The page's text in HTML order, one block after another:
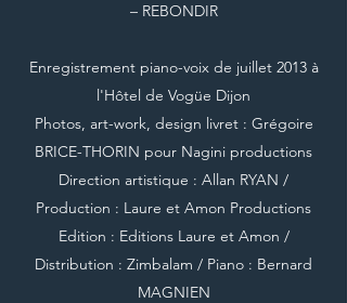
– REBONDIR
Enregistrement piano-voix de juillet 2013 à
l'Hôtel de Vogüe Dijon
Photos, art-work, design livret : Grégoire
BRICE-THORIN pour Nagini productions
Direction artistique : Allan RYAN /
Production : Laure et Amon Productions
Edition : Editions Laure et Amon /
Distribution : Zimbalam / Piano : Bernard
MAGNIEN